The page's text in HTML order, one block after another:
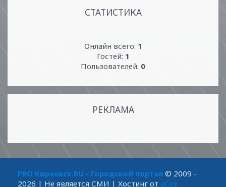
СТАТИСТИКА
Онлайн всего: 1
Гостей: 1
Пользователей: 0
РЕКЛАМА
PRO Киреевск.RU - Городской портал © 2009 -
2026 | Не является СМИ | Хостинг от uCoz